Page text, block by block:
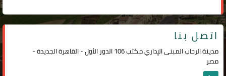
اتصل بنا
مدينة الرحاب المبنى الإداري مكتب 106 الدور الأول - القاهرة الجديدة -
مصر